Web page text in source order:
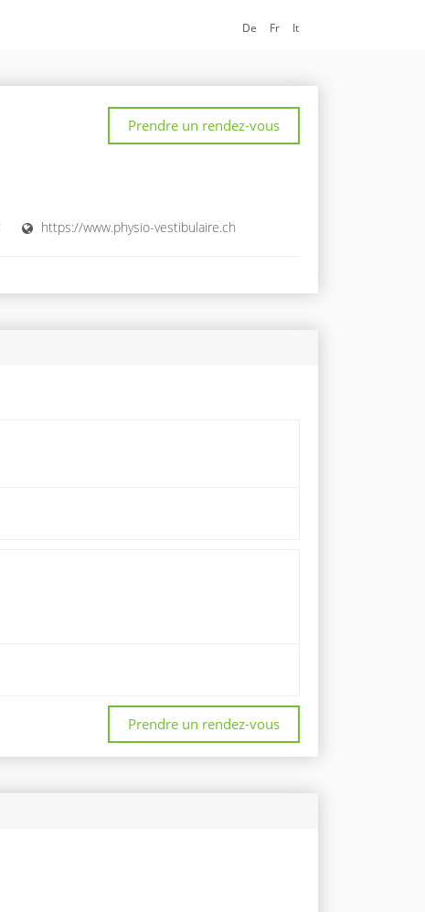
De Fr It
Prendre un rendez-vous
https://www.physio-vestibulaire.ch
Prendre un rendez-vous